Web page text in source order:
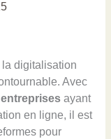
la digitalisation
Avec
ayant
en ligne, il est
pour